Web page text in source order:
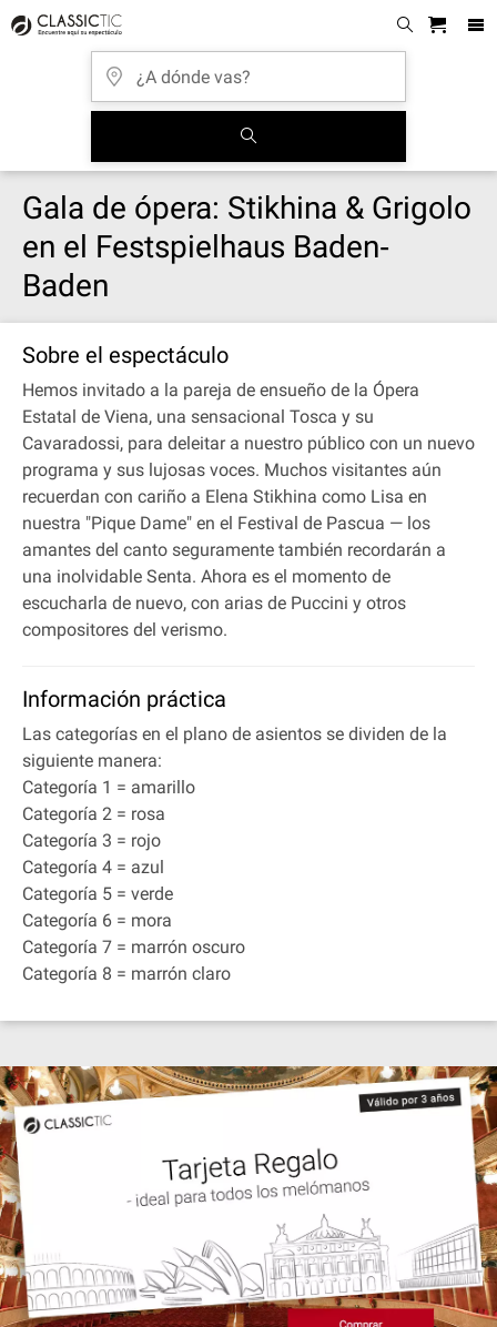
Gala de ópera: Stikhina & Grigolo
en el Festspielhaus Baden‐
Baden
Sobre el espectáculo
Hemos invitado a la pareja de ensueño de la Ópera
Estatal de Viena, una sensacional Tosca y su
Cavaradossi, para deleitar a nuestro público con un nuevo
programa y sus lujosas voces. Muchos visitantes aún
recuerdan con cariño a Elena Stikhina como Lisa en
nuestra "Pique Dame" en el Festival de Pascua — los
amantes del canto seguramente también recordarán a
una inolvidable Senta. Ahora es el momento de
escucharla de nuevo, con arias de Puccini y otros
compositores del verismo.
Información práctica
Las categorías en el plano de asientos se dividen de la
siguiente manera:
Categoría 1 = amarillo
Categoría 2 = rosa
Categoría 3 = rojo
Categoría 4 = azul
Categoría 5 = verde
Categoría 6 = mora
Categoría 7 = marrón oscuro
Categoría 8 = marrón claro